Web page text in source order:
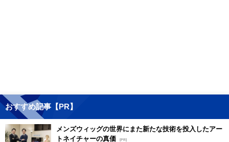
おすすめ記事【PR】
メンズウィッグの世界にまた新たな技術を投入したアー
トネイチャーの真価 [PR]